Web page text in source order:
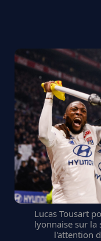
Lucas Tousart
lyonnaise sur la
l'attention